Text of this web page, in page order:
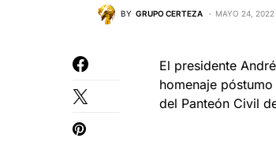
BY GRUPO CERTEZA MAYO 24, 2022
El presidente
homenaje
del Panteón Civil